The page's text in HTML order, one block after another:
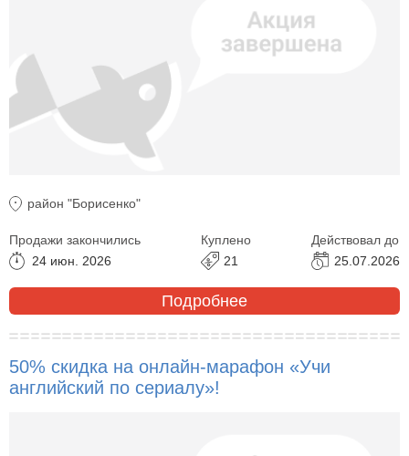
район "Борисенко"
Продажи закончились
24 июн. 2026
Куплено
21
Действовал до
25.07.2026
Подробнее
50% скидка на онлайн-марафон «Учи
английский по сериалу»!